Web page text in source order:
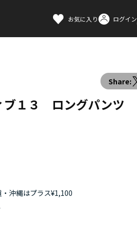
お気に入り ログイン
Share:
ブ１３ ロングパンツ
沖縄はプラス¥1,100